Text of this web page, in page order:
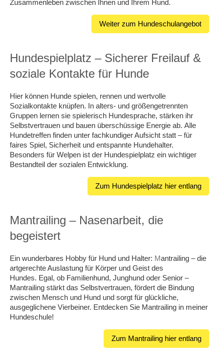
Zusammenleben zwischen Ihnen und Ihrem Hund.
Weiter zum Hundeschulangebot
Hundespielplatz – Sicherer Freilauf &
soziale Kontakte für Hunde
Hier können Hunde spielen, rennen und wertvolle
Sozialkontakte knüpfen. In alters- und größengetrennten
Gruppen lernen sie spielerisch Hundesprache, stärken ihr
Selbstvertrauen und bauen überschüssige Energie ab. Alle
Hundetreffen finden unter fachkundiger Aufsicht statt – für
faires Spiel, Sicherheit und entspannte Hundehalter.
Besonders für Welpen ist der Hundespielplatz ein wichtiger
Bestandteil der sozialen Entwicklung.
Zum Hundespielplatz hier entlang
Mantrailing – Nasenarbeit, die
begeistert
Ein wunderbares Hobby für Hund und Halter: Mantrailing – die
artgerechte Auslastung für Körper und Geist des
Hundes. Egal, ob Familienhund, Junghund oder Senior –
Mantrailing stärkt das Selbstvertrauen, fördert die Bindung
zwischen Mensch und Hund und sorgt für glückliche,
ausgeglichene Vierbeiner. Entdecken Sie Mantrailing in meiner
Hundeschule!
Zum Mantrailing hier entlang